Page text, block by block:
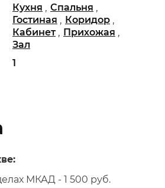
1
Кухня , Спальня ,
Гостиная , Коридор ,
Кабинет , Прихожая ,
Зал
МКАД - 1 500 руб.